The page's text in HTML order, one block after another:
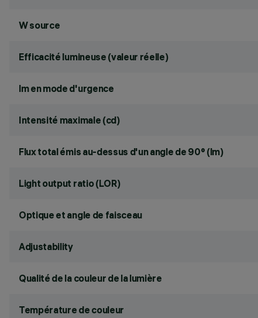
W source
Efficacité lumineuse (valeur réelle)
lm en mode d'urgence
Intensité maximale (cd)
Flux total émis au-dessus d'un angle de 90° (lm)
Light output ratio (LOR)
Optique et angle de faisceau
Adjustability
Qualité de la couleur de la lumière
Température de couleur